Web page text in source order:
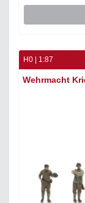
H0 | 1:87
Wehrmacht